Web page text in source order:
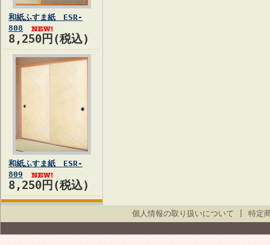
和紙ふすま紙 ESR-
808
8,250円(税込)
和紙ふすま紙 ESR-
809
8,250円(税込)
個人情報の取り扱いについて 特定